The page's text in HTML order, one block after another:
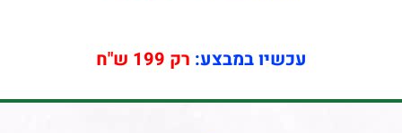
עכשיו במבצע: רק 199 ש"ח